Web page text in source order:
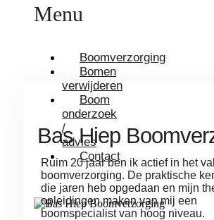
Menu
Boomverzorging
Bomen
verwijderen
Boom
onderzoek
/
advies
Contact
Bas Hiep
Ruim 20 jaar ben ik actief in het
boomverzorging. De praktische
die jaren heb opgedaan en mijn
opleidingen maken van mij een
boomspecialist van hoog niveau.